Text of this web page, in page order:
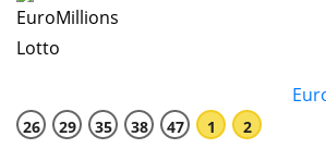
26 29 35 38 47 1 2